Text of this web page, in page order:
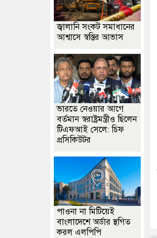
জ্বালানি সংকট সমাধানের
আশ্বাসে স্বস্তির আভাস
ভারতে নেওয়ার আগে
বর্তমান স্বরাষ্ট্রমন্ত্রীও ছিলেন
টিএফআই সেলে: চিফ
প্রসিকিউটর
পাওনা না মিটিয়েই
বাংলাদেশে অর্ডার স্থগিত
করল এলপিপি